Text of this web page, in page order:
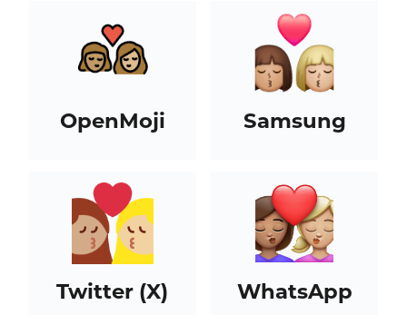
OpenMoji Samsung
Twitter (X) WhatsApp